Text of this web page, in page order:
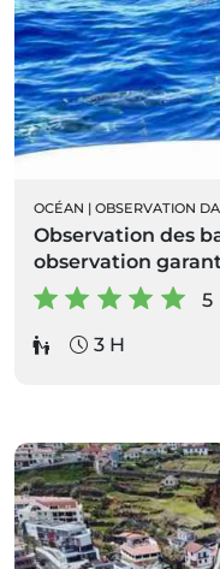
OCÉAN | OBSERVATION
Observation des
observation
5
3 H